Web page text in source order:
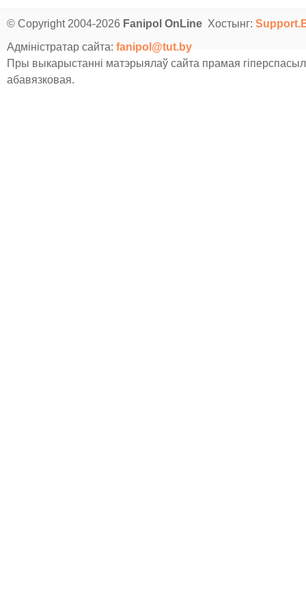
© Copyright 2004-2026 Fanipol OnLine Хостынг:
Адміністратар сайта: fanipol@tut.by
Пры выкарыстанні матэрыялаў сайта прамая
абавязковая.